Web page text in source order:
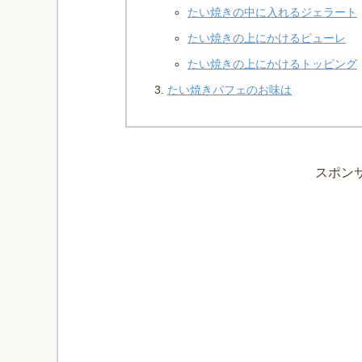
たい焼きの中に入れるジェラート
たい焼きの上にかけるピューレ
たい焼きの上にかけるトッピング
たい焼きパフェのお味は
スポン